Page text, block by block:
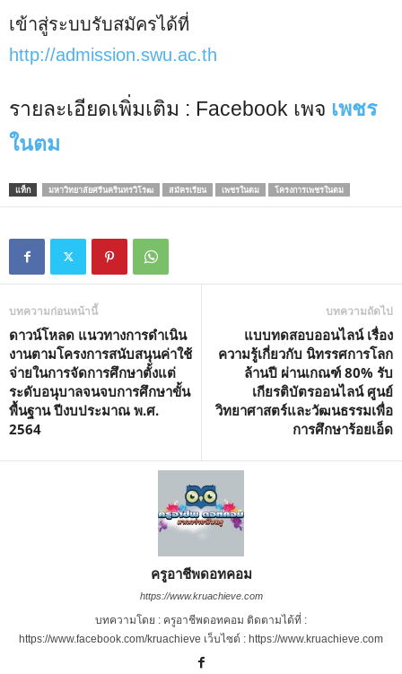
เข้าสู่ระบบรับสมัครได้ที่
http://admission.swu.ac.th
รายละเอียดเพิ่มเติม : Facebook เพจ เพชร
ในตม
แท็ก มหาวิทยาลัยศรีนครินทรวิโรฒ สมัครเรียน เพชรในตม โครงการเพชรในตม
บทความก่อนหน้านี้
ดาวน์โหลด แนวทางการดำเนิน
งานตามโครงการสนับสนุนค่าใช้
จ่ายในการจัดการศึกษาตั้งแต่
ระดับอนุบาลจนจบการศึกษาขั้น
พื้นฐาน ปีงบประมาณ พ.ศ.
2564
บทความถัดไป
แบบทดสอบออนไลน์ เรื่อง
ความรู้เกี่ยวกับ นิทรรศการโลก
ล้านปี ผ่านเกณฑ์ 80% รับ
เกียรติบัตรออนไลน์ ศูนย์
วิทยาศาสตร์และวัฒนธรรมเพื่อ
การศึกษาร้อยเอ็ด
ครูอาชีพดอทคอม
https://www.kruachieve.com
บทความโดย : ครูอาชีพดอทคอม ติดตามได้ที่ :
https://www.facebook.com/kruachieve เว็บไซต์ : https://www.kruachieve.com